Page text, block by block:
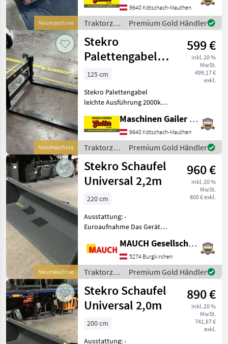
Neumaschine
97cm * Zinkenlänge 97cm *
zwei doppeltwirkende
Zylinder * Gew
9640 Kötschach-Mauthen
Traktorzubehör
/ Stekro
Premium Gold Händler
Neumaschine
Stekro
Palettengabel
Euro Leicht
EINFÜHRUNGSAKTION
599 €
inkl. 20 %
MwSt.
499,17 €
exkl.
125 cm
Stekro Palettengabel
leichte Ausführung 2000kg
Zinkenlänge 120 cm *
Zinkendimension Breite 800
mm, Stärke 40 mm *
Tragkraft 2000 kg * 2 Hüls
Maschinen Gailer GmbH
9640 Kötschach-Mauthen
Traktorzubehör
/ Stekro
Premium Gold Händler
Neumaschine
Stekro Schaufel
Universal 2,2m
960 €
inkl. 20 %
MwSt.
800 € exkl.
220 cm
Ausstattung: -
Euroaufnahme Das Gerät
Damit ich mir ausreichend
Zeit für Sie nehmen kann,
bitte ich Sie mit mir
telefonisch oder
MAUCH Gesellschaft m.b.H. & Co.KG
5274 Burgkirchen
Traktorzubehör
/ Stekro
Premium Gold Händler
Stekro Schaufel
Universal 2,0m
890 €
inkl. 20 %
MwSt.
741,67 €
exkl.
200 cm
Ausstattung: -